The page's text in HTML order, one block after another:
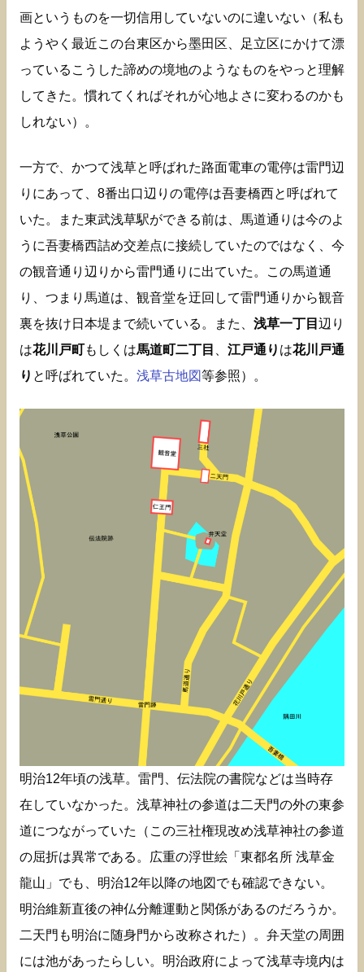
画というものを一切信用していないのに違いない（私も
ようやく最近この台東区から墨田区、足立区にかけて漂
っているこうした諦めの境地のようなものをやっと理解
してきた。慣れてくればそれが心地よさに変わるのかも
しれない）。
一方で、かつて浅草と呼ばれた路面電車の電停は雷門辺
りにあって、8番出口辺りの電停は吾妻橋西と呼ばれて
いた。また東武浅草駅ができる前は、馬道通りは今のよ
うに吾妻橋西詰め交差点に接続していたのではなく、今
の観音通り辺りから雷門通りに出ていた。この馬道通
り、つまり馬道は、観音堂を迂回して雷門通りから観音
裏を抜け日本堤まで続いている。また、 浅草一丁目 辺り
は花川戸町もしくは馬道町二丁目 江戸通り は花川戸通
り と呼ばれていた。 浅草古地図等参照）。
明治12年頃の浅草。雷門、伝法院の書院などは当時存
在していなかった。浅草神社の参道は二天門の外の東参
道につながっていた（この三社権現改め浅草神社の参道
の屈折は異常である。広重の浮世絵「東都名所 浅草金
龍山」でも、明治12年以降の地図でも確認できない。
明治維新直後の神仏分離運動と関係があるのだろうか。
二天門も明治に随身門から改称された）。弁天堂の周囲
には池があったらしい。明治政府によって浅草寺境内は